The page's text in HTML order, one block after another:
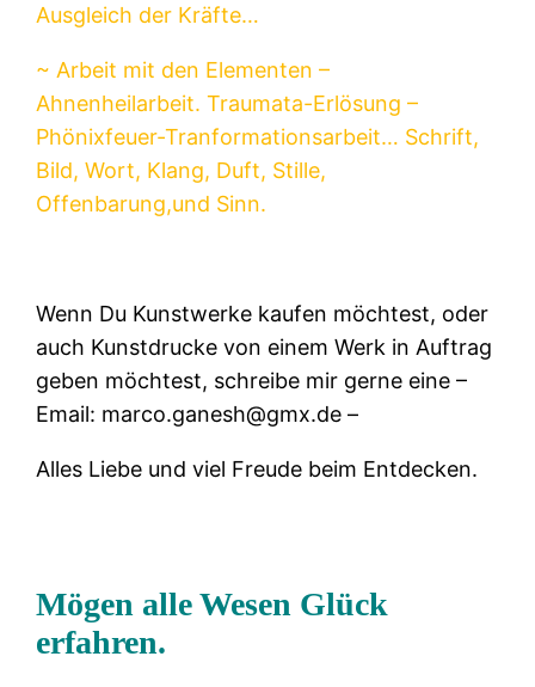
Ausgleich der Kräfte…
~ Arbeit mit den Elementen –
Ahnenheilarbeit. Traumata-Erlösung –
Phönixfeuer-Tranformationsarbeit… Schrift,
Bild, Wort, Klang, Duft, Stille,
Offenbarung,und Sinn.
Wenn Du Kunstwerke kaufen möchtest, oder
auch Kunstdrucke von einem Werk in Auftrag
geben möchtest, schreibe mir gerne eine –
Email: marco.ganesh@gmx.de –
Alles Liebe und viel Freude beim Entdecken.
Mögen alle Wesen Glück
erfahren.